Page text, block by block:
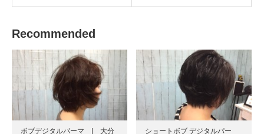
Recommended
ボブデジタルパーマ | 大分
ショートボブ デジタルパー